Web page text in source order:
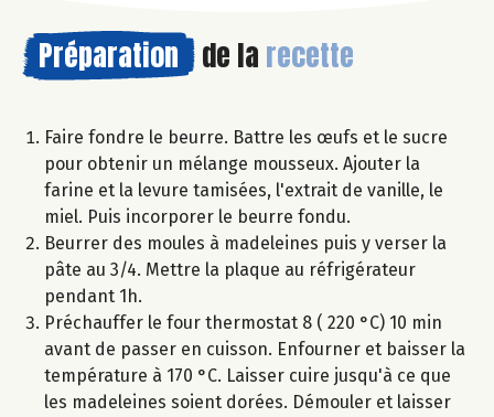
Préparation de la recette
Faire fondre le beurre. Battre les œufs et le sucre
pour obtenir un mélange mousseux. Ajouter la
farine et la levure tamisées, l'extrait de vanille, le
miel. Puis incorporer le beurre fondu.
Beurrer des moules à madeleines puis y verser la
pâte au 3/4. Mettre la plaque au réfrigérateur
pendant 1h.
Préchauffer le four thermostat 8 ( 220 °C) 10 min
avant de passer en cuisson. Enfourner et baisser la
température à 170 °C. Laisser cuire jusqu'à ce que
les madeleines soient dorées. Démouler et laisser